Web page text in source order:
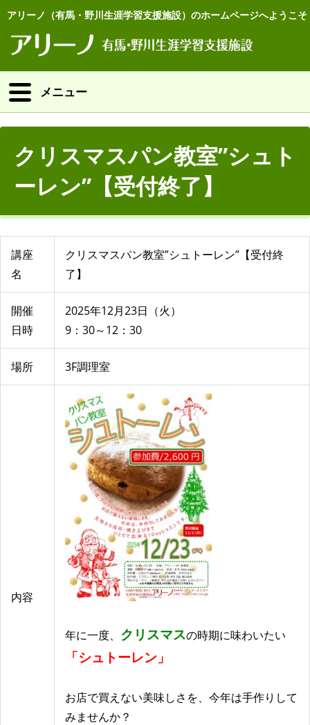
アリーノ（有馬・野川生涯学習支援施設）のホームページへようこそ
メニュー
クリスマスパン教室”シュト
ーレン”【受付終了】
講座
名
クリスマスパン教室”シュトーレン”【受付終
了】
開催
日時
2025年12月23日（火）
9：30～12：30
場所 3F調理室
内容
年に一度、 クリスマスの時期に味わいたい
「シュトーレン」
お店で買えない美味しさを、今年は手作りして
みませんか？